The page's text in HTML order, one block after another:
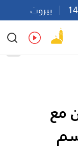
بيروت
Ar
مع